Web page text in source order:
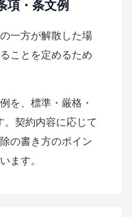
項・条文例
一方が解散した場
ことを定めるため
を、標準・厳格・
。契約内容に応じて
の書き方のポイン
ます。